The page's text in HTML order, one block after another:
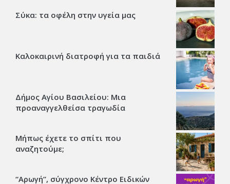
Σύκα: τα οφέλη στην υγεία μας
Καλοκαιρινή διατροφή για τα παιδιά
Δήμος Αγίου Βασιλείου: Μια
προαναγγελθείσα τραγωδία
Μήπως έχετε το σπίτι που
αναζητούμε;
“Αρωγή”, σύγχρονο Κέντρο Ειδικών